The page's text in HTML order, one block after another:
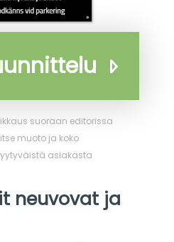
suoraan editorissa
muoto ja koko
asiakasta
neuvovat ja